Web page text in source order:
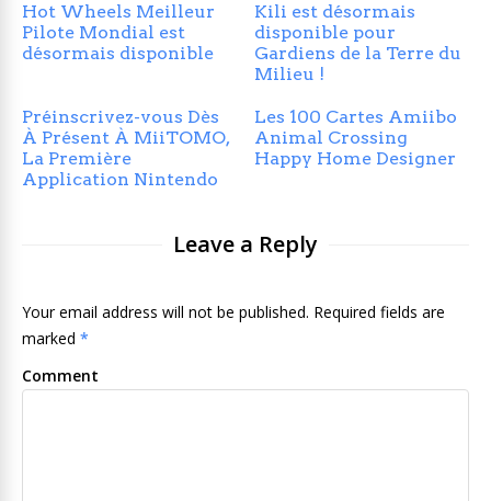
Hot Wheels Meilleur
Pilote Mondial est
désormais disponible
Kili est désormais
disponible pour
Gardiens de la Terre du
Milieu !
Préinscrivez-vous Dès
À Présent À MiiTOMO,
La Première
Application Nintendo
Les 100 Cartes Amiibo
Animal Crossing
Happy Home Designer
Leave a Reply
Your email address will not be published. Required fields are
marked *
Comment